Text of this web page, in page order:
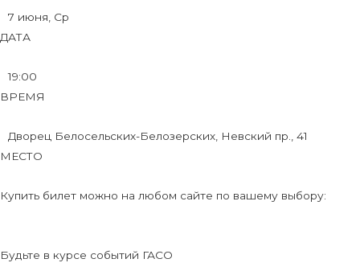
7 июня, Ср
ДАТА
19:00
ВРЕМЯ
Дворец Белосельских-Белозерских, Невский пр., 41
МЕСТО
Купить билет можно на любом сайте по вашему выбору:
Будьте в курсе событий ГАСО